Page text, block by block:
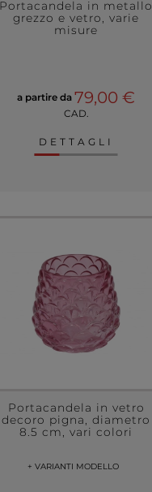
Portacandela in metallo
grezzo e vetro, varie
misure
a partire da79,00 €
CAD.
DETTAGLI
Portacandela in vetro
decoro pigna, diametro
8.5 cm, vari colori
+ VARIANTI MODELLO